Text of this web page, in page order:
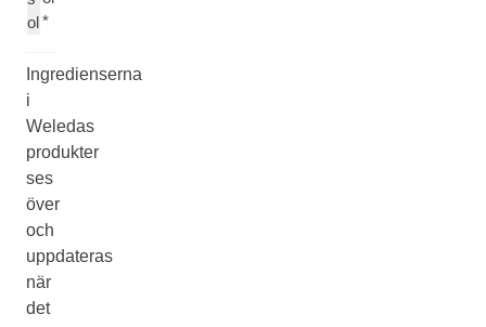
ol*
Ingredienserna
i
Weledas
produkter
ses
över
och
uppdateras
när
det